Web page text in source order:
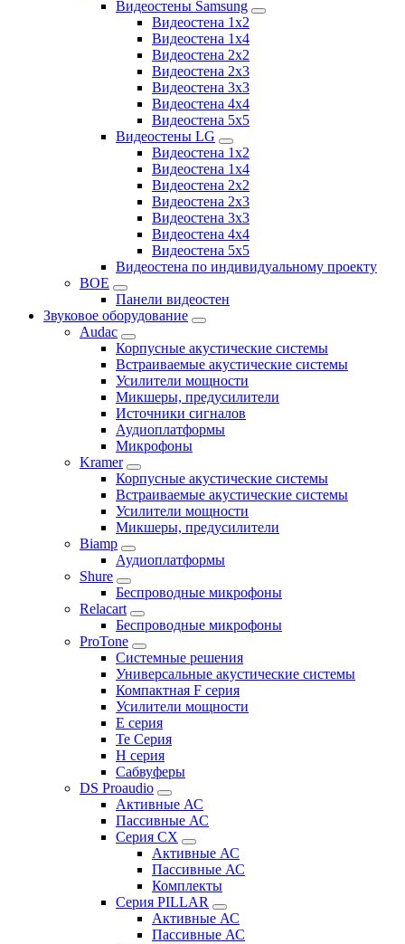
Видеостены Samsung
Видеостена 1x2
Видеостена 1x4
Видеостена 2x2
Видеостена 2х3
Видеостена 3x3
Видеостена 4x4
Видеостена 5x5
Видеостены LG
Видеостена 1x2
Видеостена 1x4
Видеостена 2x2
Видеостена 2x3
Видеостена 3x3
Видеостена 4x4
Видеостена 5x5
Видеостена по индивидуальному проекту
BOE
Панели видеостен
Звуковое оборудование
Audac
Корпусные акустические системы
Встраиваемые акустические системы
Усилители мощности
Микшеры, предусилители
Источники сигналов
Аудиоплатформы
Микрофоны
Kramer
Корпусные акустические системы
Встраиваемые акустические системы
Усилители мощности
Микшеры, предусилители
Biamp
Аудиоплатформы
Shure
Беспроводные микрофоны
Relacart
Беспроводные микрофоны
ProTone
Системные решения
Универсальные акустические системы
Компактная F серия
Усилители мощности
E серия
Te Серия
H серия
Сабвуферы
DS Proaudio
Активные АС
Пассивные АС
Серия CX
Активные АС
Пассивные АС
Комплекты
Серия PILLAR
Активные АС
Пассивные АС